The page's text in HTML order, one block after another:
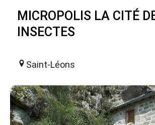
MICROPOLIS LA CITÉ
INSECTES
Saint-Léons